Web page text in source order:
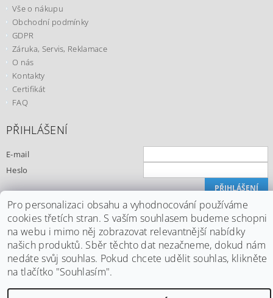
Vše o nákupu
Obchodní podmínky
GDPR
Záruka, Servis, Reklamace
O nás
Kontakty
Certifikát
FAQ
PŘIHLÁŠENÍ
E-mail
Heslo
Registrace
Zapomenuté heslo
2026 ©Office24.cz, všechna práva vyhrazena
Pro personalizaci obsahu a vyhodnocování používáme
cookies třetích stran. S vaším souhlasem budeme schopni
na webu i mimo něj zobrazovat relevantnější nabídky
našich produktů. Sběr těchto dat nezačneme, dokud nám
nedáte svůj souhlas. Pokud chcete udělit souhlas, klikněte
na tlačítko "Souhlasím".